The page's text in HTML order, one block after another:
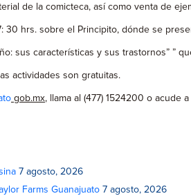
de la comicteca, así como venta de
hrs. sobre el Principito, dónde se
sus características y sus trastornos” ”
actividades son gratuitas.
gob.mx, llama al (477) 1524200 o acude
7 agosto, 2026
Farms Guanajuato 7 agosto, 2026